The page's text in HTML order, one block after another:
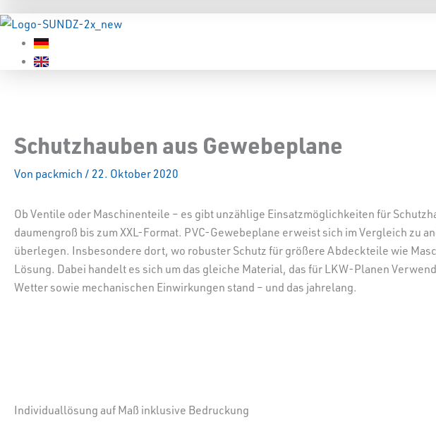
Schutzhauben aus Gewebeplane
Von packmich / 22. Oktober 2020
Ob Ventile oder Maschinenteile – es gibt unzählige Einsatzmöglichkeiten für
daumengroß bis zum XXL-Format. PVC-Gewebeplane erweist sich im Vergleich zu
überlegen. Insbesondere dort, wo robuster Schutz für größere Abdeckteile wie
Lösung. Dabei handelt es sich um das gleiche Material, das für LKW-Planen
Wetter sowie mechanischen Einwirkungen stand – und das jahrelang.
Individuallösung auf Maß inklusive Bedruckung